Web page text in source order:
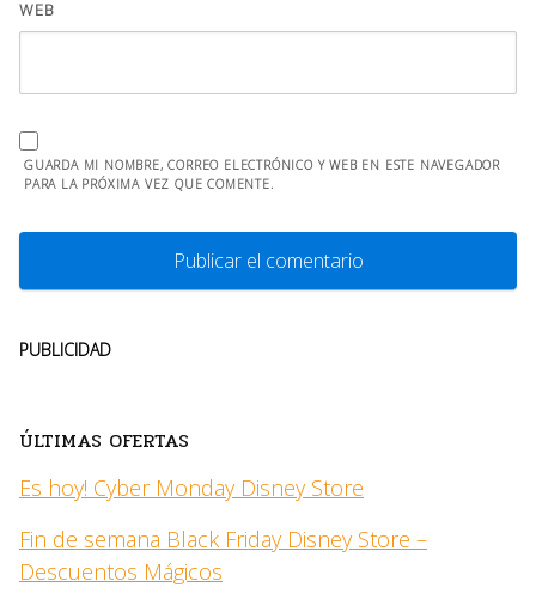
WEB
GUARDA MI NOMBRE, CORREO ELECTRÓNICO Y WEB EN ESTE NAVEGADOR
PARA LA PRÓXIMA VEZ QUE COMENTE.
PUBLICIDAD
ÚLTIMAS OFERTAS
Es hoy! Cyber Monday Disney Store
Fin de semana Black Friday Disney Store –
Descuentos Mágicos